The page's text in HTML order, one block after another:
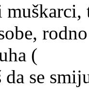
muškarci,
(
se